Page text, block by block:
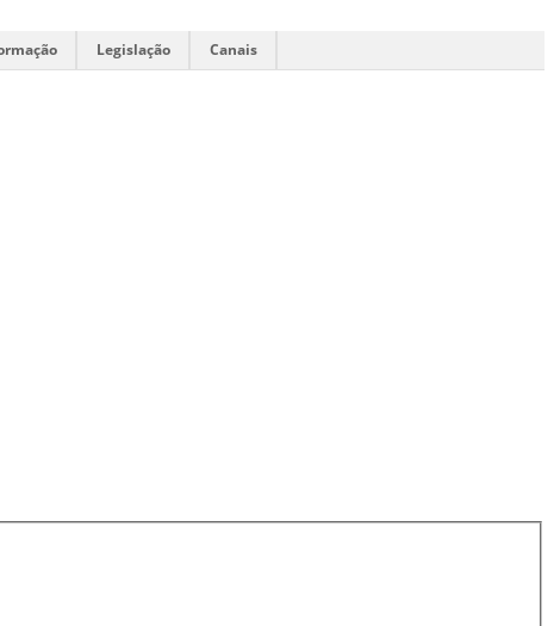
Legislação Canais